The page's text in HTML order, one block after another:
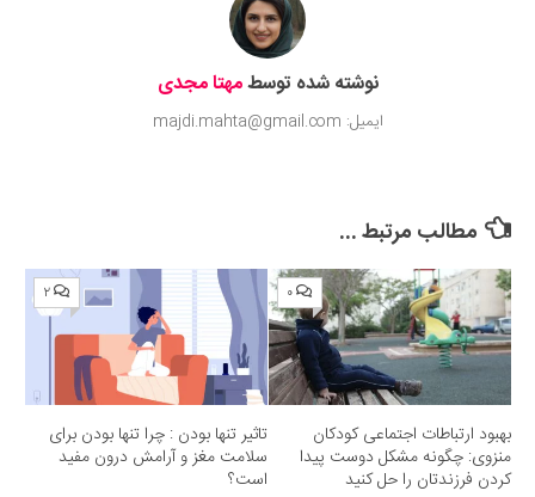
نوشته شده توسطمهتا مجدی
ایمیل: majdi.mahta@gmail.com
مطالب مرتبط ...
۰
بهبود ارتباطات اجتماعی کودکان
منزوی: چگونه مشکل دوست پیدا
کردن فرزندتان را حل کنید
۲
تاثیر تنها بودن : چرا تنها بودن برای
سلامت مغز و آرامش درون مفید
است؟